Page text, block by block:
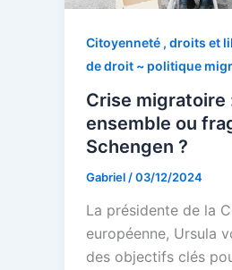
Citoyenneté , droits et
de droit ~ politique
Crise migratoire
ensemble ou
Schengen ?
Gabriel /03/12/2024
La présidente de la
européenne, Ursula
des objectifs clés